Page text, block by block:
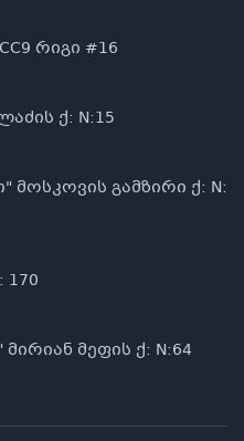
რიგი #16
ქ: N:15
გამზირი ქ: N:
170
მეფის ქ: N:64